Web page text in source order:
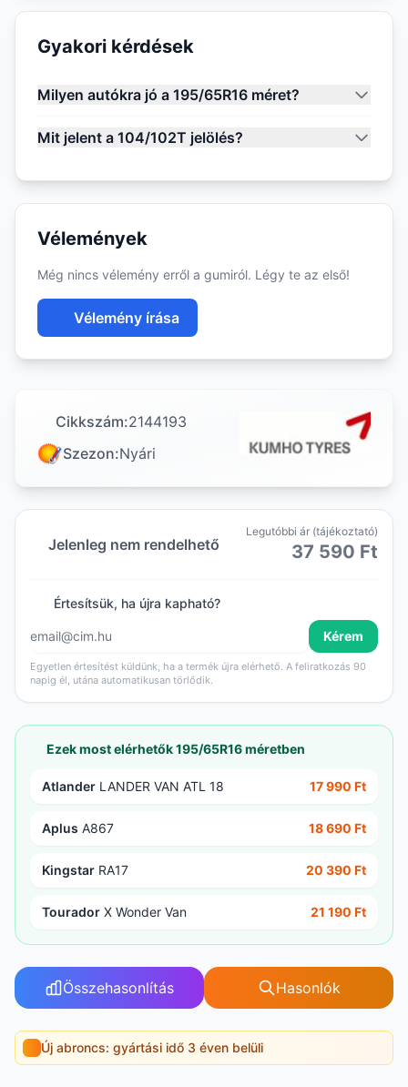
Gyakori kérdések
Milyen autókra jó a 195/65R16 méret?
Mit jelent a 104/102T jelölés?
Vélemények
Még nincs vélemény erről a gumiról. Légy te az első!
Vélemény írása
Cikkszám:2144193
Szezon:Nyári
Jelenleg nem rendelhető
Legutóbbi ár (tájékoztató)
37 590 Ft
Értesítsük, ha újra kapható?
Kérem
Egyetlen értesítést küldünk, ha a termék újra elérhető. A feliratkozás 90
napig él, utána automatikusan törlődik.
Ezek most elérhetők 195/65R16 méretben
Atlander LANDER VAN ATL 18 17 990 Ft
Aplus A867 18 690 Ft
Kingstar RA17 20 390 Ft
Tourador X Wonder Van 21 190 Ft
Összehasonlítás Hasonlók
Új abroncs: gyártási idő 3 éven belüli